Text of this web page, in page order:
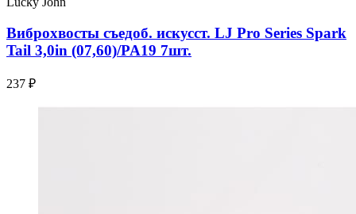
Виброхвосты съедоб. искусст. LJ Pro Series Spark
Tail 3,0in (07,60)/PA19 7шт.
237 ₽